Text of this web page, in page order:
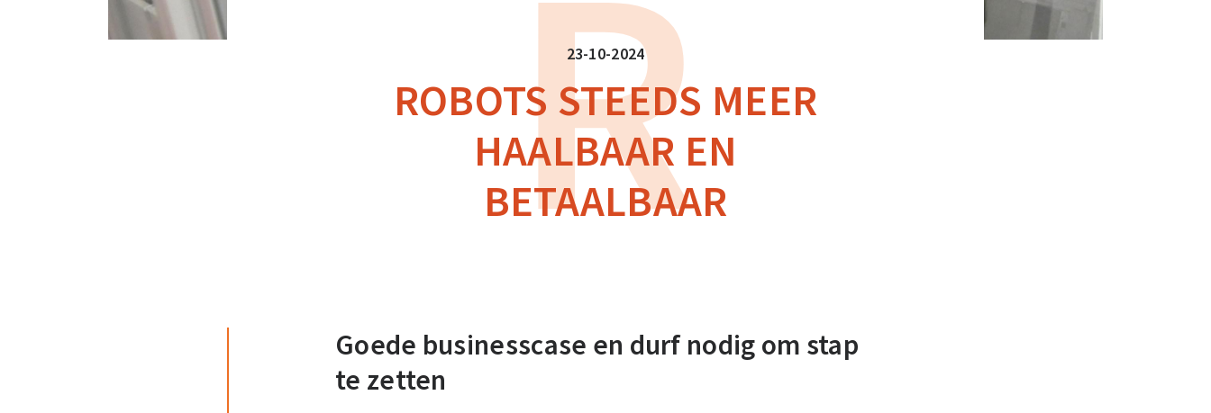
23-10-2024
ROBOTS STEEDS MEER
HAALBAAR EN
BETAALBAAR
R
Goede businesscase en durf nodig om stap
te zetten